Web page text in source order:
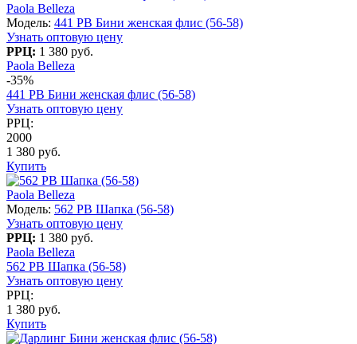
Paola Belleza
Модель: 441 PB Бини женская флис (56-58)
Узнать оптовую цену
РРЦ: 1 380 руб.
Paola Belleza
-35%
441 PB Бини женская флис (56-58)
Узнать оптовую цену
РРЦ:
2000
1 380 руб.
Купить
Paola Belleza
Модель: 562 PB Шапка (56-58)
Узнать оптовую цену
РРЦ: 1 380 руб.
Paola Belleza
562 PB Шапка (56-58)
Узнать оптовую цену
РРЦ:
1 380 руб.
Купить